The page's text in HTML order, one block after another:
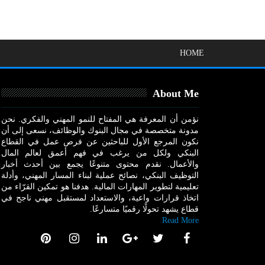
HOME
About Me
نؤمن أن المعرفة هي المفتاح للنمو المهني والفكري. نحن
مدونة متخصصة في مجال البنوك والوظائف، نسعى إلى أن
نكون المرجع الأول للباحثين عن فرص عمل في القطاع
البنكي ولكل من يرغب في فهم أعمق لعالم المال
والأعمال. نقدم محتوى متنوعًا يجمع بين أحدث أخبار
التوظيف البنكي، نصائح عملية لبناء المسار المهني، وأدلة
تعليمية لتطوير المهارات المالية. هدفنا هو تمكين القرّاء من
اتخاذ قرارات واعية، والاستعداد لمستقبل مهني ناجح في
قطاع يشهد تحولًا رقميًا متسارعًا.
Read More